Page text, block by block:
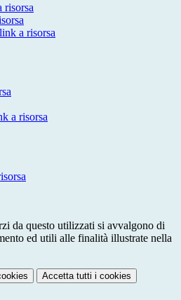
risorsa
a risorsa
a risorsa
da questo utilizzati si avvalgono di
ed utili alle finalità illustrate nella
Accetta tutti i cookies